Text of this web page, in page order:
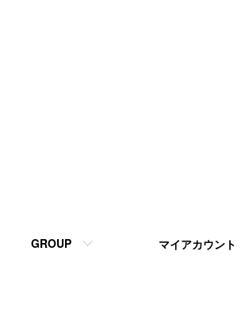
GROUP マイアカウント